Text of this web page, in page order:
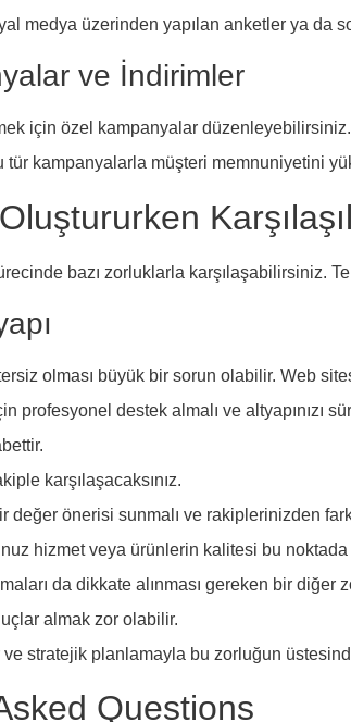
medya üzerinden yapılan anketler ya da
ve İndirimler
için özel kampanyalar
tür kampanyalarla müşteri memnuniyetini
bazı zorluklarla karşılaşabilirsiniz.
olması büyük bir sorun olabilir. Web
profesyonel destek almalı ve altyapınızı
karşılaşacaksınız.
önerisi sunmalı ve rakiplerinizden
hizmet veya ürünlerin kalitesi bu noktada
da dikkate alınması gereken bir diğer
almak zor olabilir.
ve stratejik planlamayla bu zorluğun
Questions